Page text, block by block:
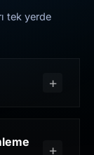
tek yerde